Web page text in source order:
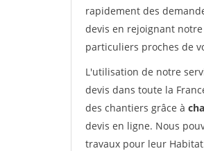
rapidement des
devis en rejoignant
particuliers proches de
L'utilisation de notre
devis dans toute la
des chantiers grâce à
devis en ligne. Nous
travaux pour leur